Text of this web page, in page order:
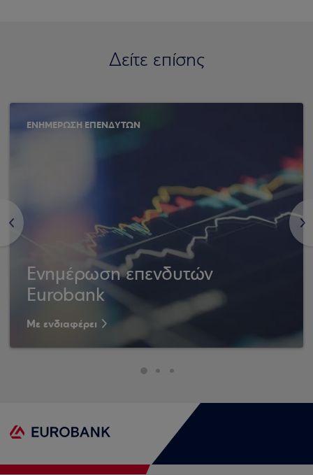
Δείτε επίσης
<
ΕΝΗΜΕΡΩΣΗ ΕΠΕΝΔΥΤΩΝ
Ενημέρωση επενδυτών
Eurobank
Με ενδιαφέρει
>